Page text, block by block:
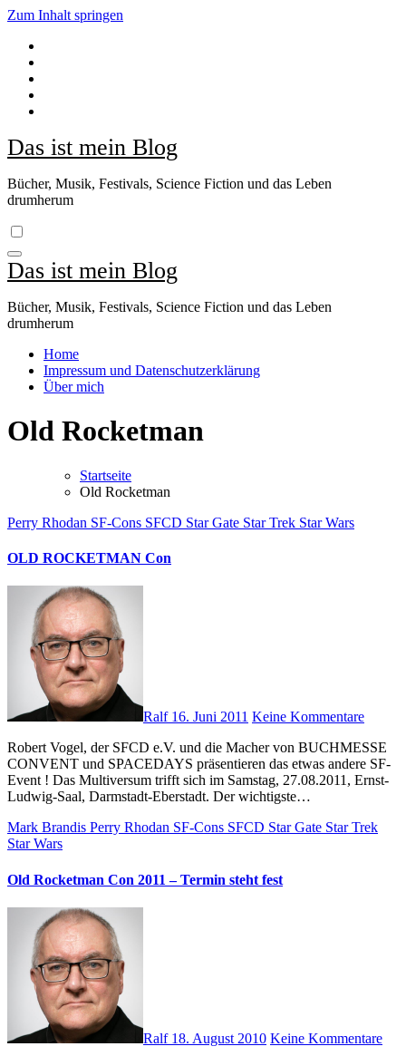
Zum Inhalt springen
Das ist mein Blog
Bücher, Musik, Festivals, Science Fiction und das Leben
drumherum
Das ist mein Blog
Bücher, Musik, Festivals, Science Fiction und das Leben
drumherum
Home
Impressum und Datenschutzerklärung
Über mich
Old Rocketman
Startseite
Old Rocketman
Perry Rhodan SF-Cons SFCD Star Gate Star Trek Star Wars
OLD ROCKETMAN Con
Ralf 16. Juni 2011 Keine Kommentare
Robert Vogel, der SFCD e.V. und die Macher von BUCHMESSE
CONVENT und SPACEDAYS präsentieren das etwas andere SF-
Event ! Das Multiversum trifft sich im Samstag, 27.08.2011, Ernst-
Ludwig-Saal, Darmstadt-Eberstadt. Der wichtigste…
Mark Brandis Perry Rhodan SF-Cons SFCD Star Gate Star Trek
Star Wars
Old Rocketman Con 2011 – Termin steht fest
Ralf 18. August 2010 Keine Kommentare